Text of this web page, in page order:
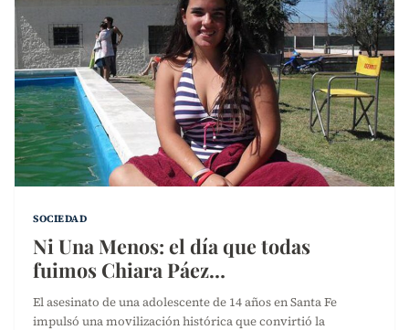
SOCIEDAD
Ni Una Menos: el día que todas
fuimos Chiara Páez…
El asesinato de una adolescente de 14 años en Santa Fe
impulsó una movilización histórica que convirtió la